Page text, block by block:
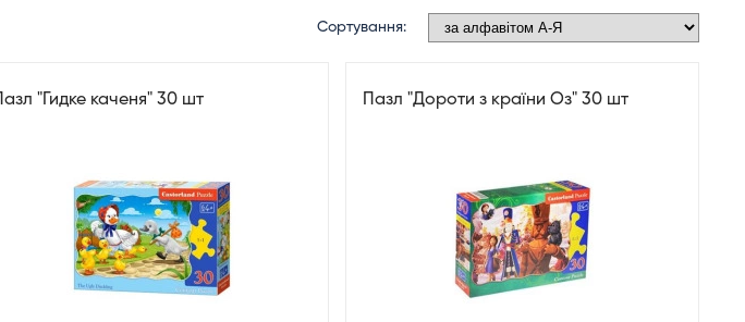
Сортування:
Пазл "Гидке каченя" 30 шт Пазл "Дороти з країни Оз" 30 шт